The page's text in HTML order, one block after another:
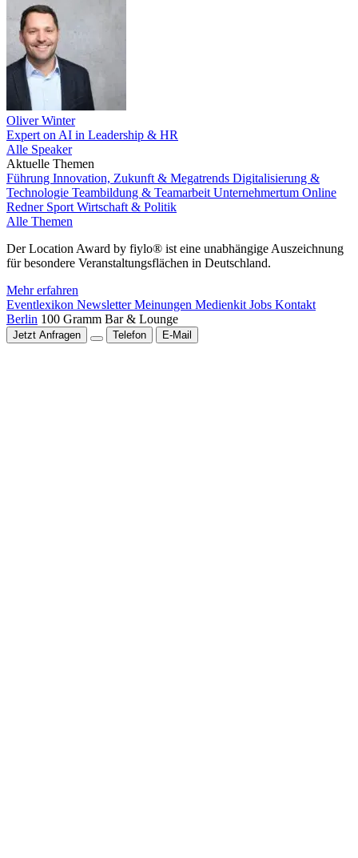
Oliver Winter
Expert on AI in Leadership & HR
Alle Speaker
Aktuelle Themen
Führung Innovation, Zukunft & Megatrends Digitalisierung &
Technologie Teambildung & Teamarbeit Unternehmertum Online
Redner Sport Wirtschaft & Politik
Alle Themen
Der Location Award by fiylo® ist eine unabhängige Auszeichnung
für besondere Veranstaltungsflächen in Deutschland.
Mehr erfahren
Eventlexikon NewsletterMeinungen Medienkit Jobs Kontakt
Berlin 100 Gramm Bar & Lounge
Jetzt Anfragen Telefon E-Mail